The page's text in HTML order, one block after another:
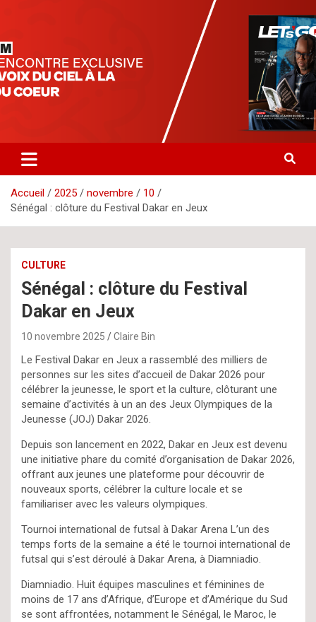
letsgomedia-ci.com
Accueil 2025 novembre
10
Sénégal : clôture du Festival Dakar en Jeux
CULTURE
Sénégal : clôture du Festival
Dakar en Jeux
10 novembre 2025 Claire Bin
Le Festival Dakar en Jeux a rassemblé des milliers de
personnes sur les sites d’accueil de Dakar 2026 pour
célébrer la jeunesse, le sport et la culture, clôturant une
semaine d’activités à un an des Jeux Olympiques de la
Jeunesse (JOJ) Dakar 2026.
Depuis son lancement en 2022, Dakar en Jeux est devenu
une initiative phare du comité d’organisation de Dakar 2026,
offrant aux jeunes une plateforme pour découvrir de
nouveaux sports, célébrer la culture locale et se
familiariser avec les valeurs olympiques.
Tournoi international de futsal à Dakar Arena L’un des
temps forts de la semaine a été le tournoi international de
futsal qui s’est déroulé à Dakar Arena, à Diamniadio.
Diamniadio. Huit équipes masculines et féminines de
moins de 17 ans d’Afrique, d’Europe et d’Amérique du Sud
se sont affrontées, notamment le Sénégal, le Maroc, le